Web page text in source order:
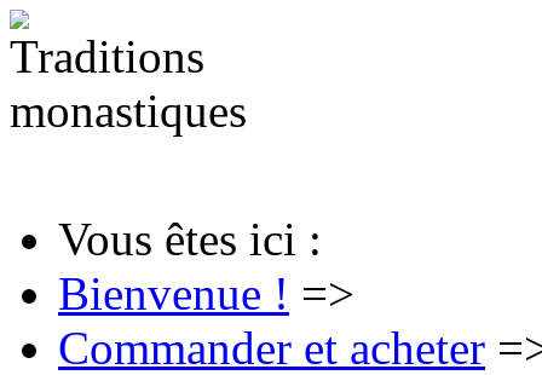
Vous êtes ici :
Bienvenue ! =>
Commander et acheter